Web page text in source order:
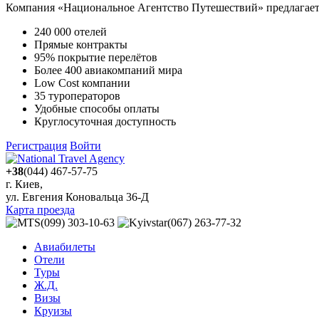
Компания «Национальное Агентство Путешествий»
240 000 отелей
Прямые контракты
95% покрытие перелётов
Более 400 авиакомпаний мира
Low Cost компании
35 туроператоров
Удобные способы оплаты
Круглосуточная доступность
Регистрация Войти
+38(044) 467-57-75
г. Киев,
ул. Евгения Коновальца 36-Д
Карта проезда
(099) 303-10-63
(067) 263-77-32
Авиабилеты
Отели
Туры
Ж.Д.
Визы
Круизы